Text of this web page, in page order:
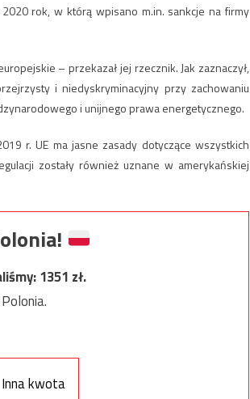
rok, w którą wpisano m.in. sankcje na firmy
– przekazał jej rzecznik. Jak zaznaczył,
i niedyskryminacyjny przy zachowaniu
i unijnego prawa energetycznego.
r. UE ma jasne zasady dotyczące wszystkich
zostały również uznane w amerykańskiej
1351 zł.
Inna kwota